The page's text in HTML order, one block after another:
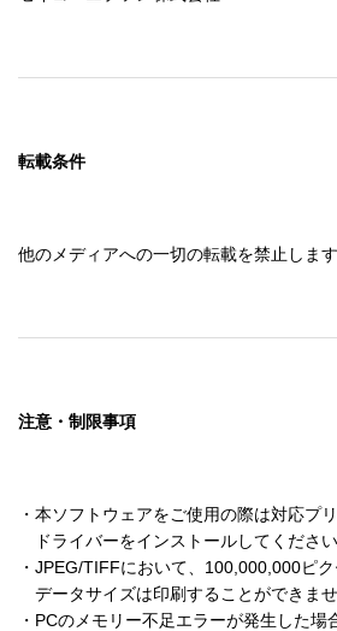
転載条件
他のメディアへの一切の転載を禁止します
注意・制限事項
・本ソフトウェアをご使用の際は対応プ
ドライバーをインストールしてください
・JPEG/TIFFにおいて、100,000,000ピ
データサイズは印刷することができませ
・PCのメモリー不足エラーが発生した場